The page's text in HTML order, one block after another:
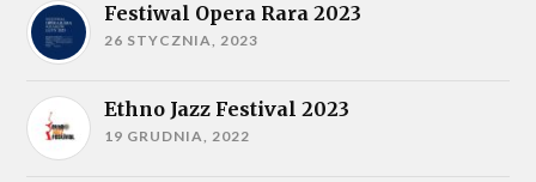
Festiwal Opera Rara 2023
26 STYCZNIA, 2023
Ethno Jazz Festival 2023
19 GRUDNIA, 2022